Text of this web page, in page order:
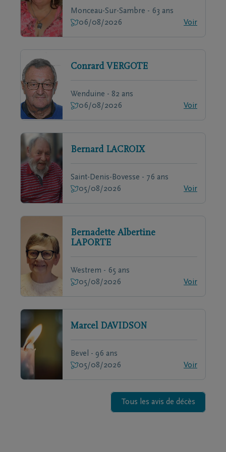
Monceau-Sur-Sambre - 63 ans
06/08/2026
Voir
Conrard VERGOTE
Wenduine - 82 ans
06/08/2026
Voir
Bernard LACROIX
Saint-Denis-Bovesse - 76 ans
05/08/2026
Voir
Bernadette Albertine
LAPORTE
Westrem - 65 ans
05/08/2026
Voir
Marcel DAVIDSON
Bevel - 96 ans
05/08/2026
Voir
Tous les avis de décès